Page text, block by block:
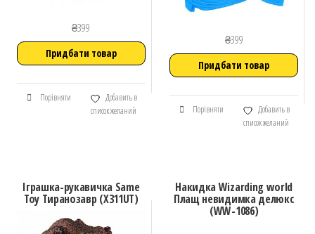
₴399
Придбати товар
Порівняти
Добавить в
список желаний
₴399
Придбати товар
Порівняти
Добавить в
список желаний
Іграшка-рукавичка Same
Toy Тиранозавр (X311UT)
Накидка Wizarding world
Плащ невидимка делюкс
(WW-1086)